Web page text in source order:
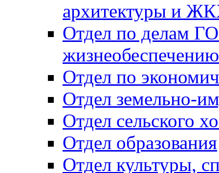
архитектуры и
Отдел по делам
Отдел по
Отдел земельно-
Отдел сельского
Отдел образования
Отдел культуры,